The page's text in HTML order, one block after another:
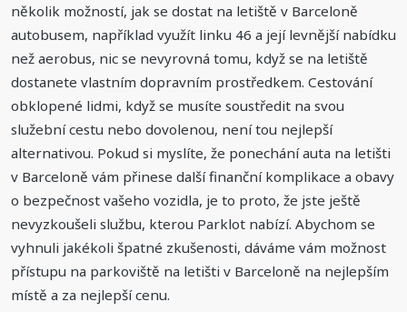
několik možností, jak se dostat na letiště v Barceloně
autobusem, například využít linku 46 a její levnější nabídku
než aerobus, nic se nevyrovná tomu, když se na letiště
dostanete vlastním dopravním prostředkem. Cestování
obklopené lidmi, když se musíte soustředit na svou
služební cestu nebo dovolenou, není tou nejlepší
alternativou. Pokud si myslíte, že ponechání auta na letišti
v Barceloně vám přinese další finanční komplikace a obavy
o bezpečnost vašeho vozidla, je to proto, že jste ještě
nevyzkoušeli službu, kterou Parklot nabízí. Abychom se
vyhnuli jakékoli špatné zkušenosti, dáváme vám možnost
přístupu na parkoviště na letišti v Barceloně na nejlepším
místě a za nejlepší cenu.